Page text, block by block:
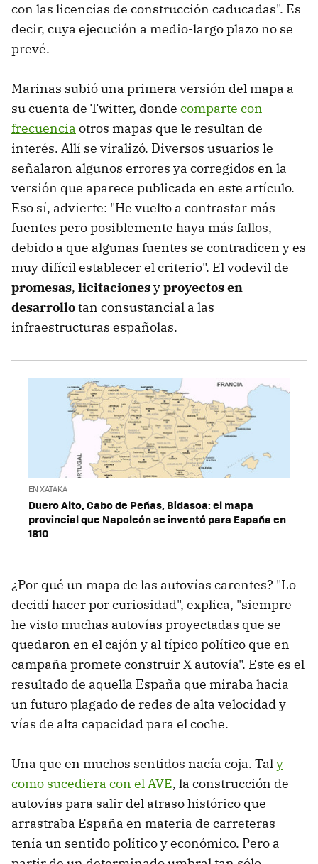
con las licencias de construcción caducadas". Es
decir, cuya ejecución a medio-largo plazo no se
prevé.
Marinas subió una primera versión del mapa a
su cuenta de Twitter, donde comparte con
frecuencia otros mapas que le resultan de
interés. Allí se viralizó. Diversos usuarios le
señalaron algunos errores ya corregidos en la
versión que aparece publicada en este artículo.
Eso sí, advierte: "He vuelto a contrastar más
fuentes pero posiblemente haya más fallos,
debido a que algunas fuentes se contradicen y es
muy difícil establecer el criterio". El vodevil de
promesas, licitacionesyproyectos en
desarrollotan consustancial a las
infraestructuras españolas.
EN XATAKA
Duero Alto, Cabo de Peñas, Bidasoa: el mapa
provincial que Napoleón se inventó para España en
1810
¿Por qué un mapa de las autovías carentes? "Lo
decidí hacer por curiosidad", explica, "siempre
he visto muchas autovías proyectadas que se
quedaron en el cajón y al típico político que en
campaña promete construir X autovía". Este es el
resultado de aquella España que miraba hacia
un futuro plagado de redes de alta velocidad y
vías de alta capacidad para el coche.
Una que en muchos sentidos nacía coja. Taly
como sucediera con el AVE, la construcción de
autovías para salir del atraso histórico que
arrastraba España en materia de carreteras
tenía un sentido político y económico. Pero a